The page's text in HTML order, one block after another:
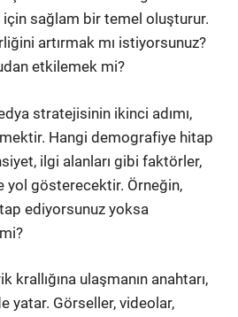
sağlam bir temel oluşturur.
artırmak mı istiyorsunuz?
etkilemek mi?
stratejisinin ikinci adımı,
Hangi demografiye hitap
ilgi alanları gibi faktörler,
yol gösterecektir. Örneğin,
ediyorsunuz yoksa
krallığına ulaşmanın anahtarı,
yatar. Görseller, videolar,